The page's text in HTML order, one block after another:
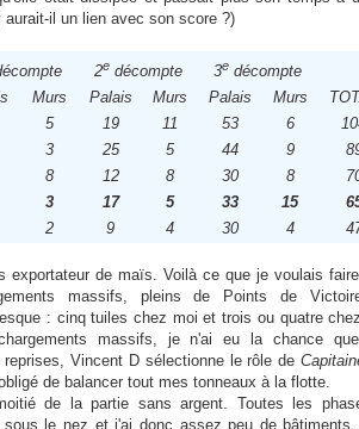
il un lien avec son score ?)
2e décompte 3e décompte
Murs Palais Murs Palais Murs
5 19 11 53 6
3 25 5 44 9
8 12 8 30 8
3 17 5 33 15
2 9 4 30 4
exportateur de maïs. Voilà ce que je voulais
massifs, pleins de Points de
: cinq tuiles chez moi et trois ou quatre
massifs, je n'ai eu la chance
Vincent D sélectionne le rôle de
de balancer tout mes tonneaux à la flotte.
de la partie sans argent. Toutes les
le nez et j'ai donc assez peu de bâtiments.